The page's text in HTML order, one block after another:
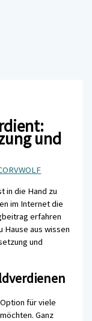
und
in die Hand zu
im Internet die
erfahren
Hause aus wissen
und
für viele
Ganz